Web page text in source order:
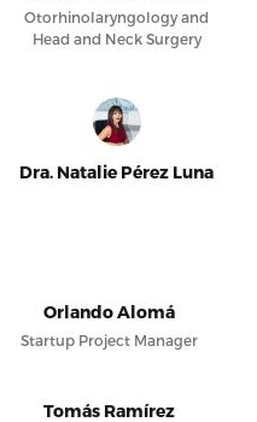
Otorhinolaryngology and
Head and Neck Surgery
Dra. Natalie Pérez Luna
Orlando Alomá
Startup Project Manager
Tomás Ramírez